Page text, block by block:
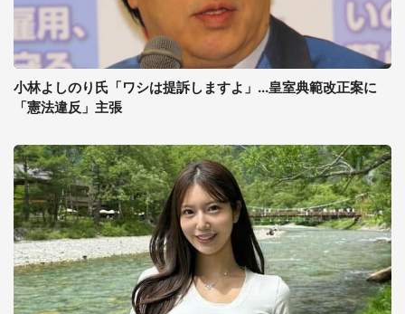
小林よしのり氏「ワシは提訴しますよ」...皇室典範改正案に
「憲法違反」主張